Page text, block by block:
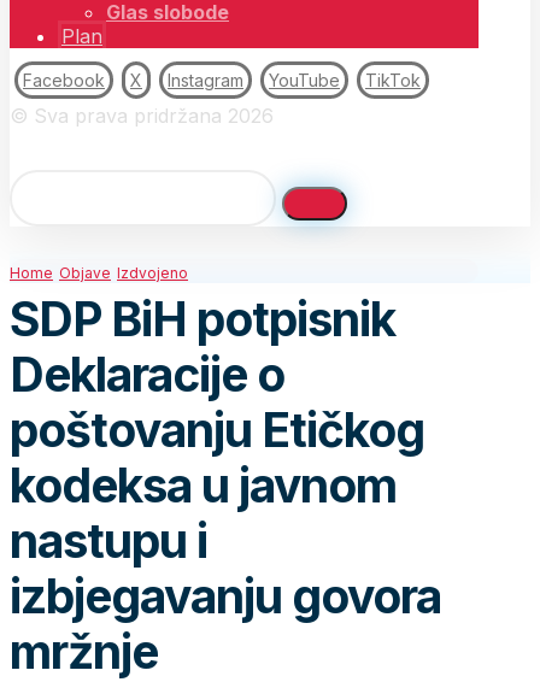
Glas slobode
Plan
Facebook X Instagram YouTube TikTok
© Sva prava pridržana 2026
Home Objave Izdvojeno
SDP BiH potpisnik
Deklaracije o
poštovanju Etičkog
kodeksa u javnom
nastupu i
izbjegavanju govora
mržnje